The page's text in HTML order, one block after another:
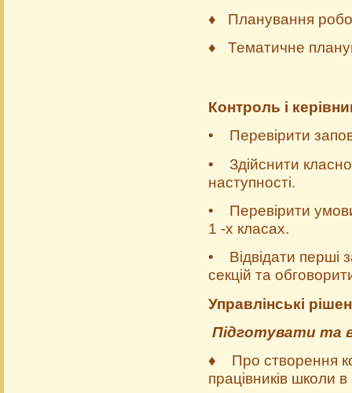
♦ Планування
♦ Тематичне
Контроль і
• Перевірити
• Здійснити
наступності.
• Перевірити
1 -х класах.
• Відвідати перші
секцій та
Управлінські
Підготувати та
♦ Про створення
працівників школи